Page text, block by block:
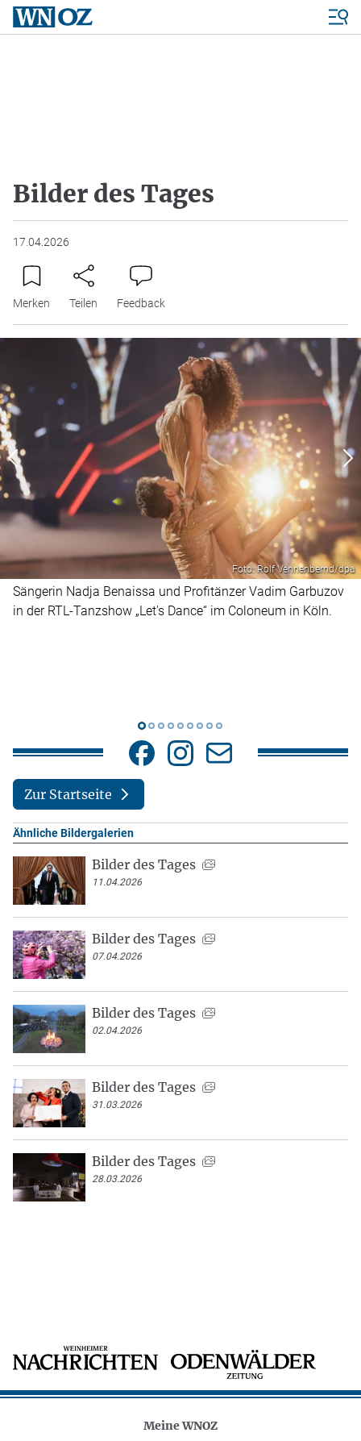
Bilder des Tages
17.04.2026
Merken Teilen Feedback
Foto: Rolf Vennenbernd/dpa
Sängerin Nadja Benaissa und Profitänzer Vadim Garbuzov
in der RTL-Tanzshow „Let's Dance“ im Coloneum in Köln.
Zur Startseite
Ähnliche Bildergalerien
Bilder des Tages
11.04.2026
Bilder des Tages
07.04.2026
Bilder des Tages
02.04.2026
Bilder des Tages
31.03.2026
Bilder des Tages
28.03.2026
Meine WNOZ